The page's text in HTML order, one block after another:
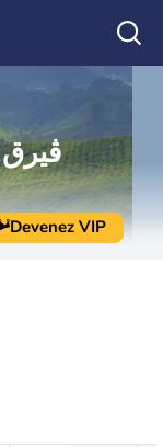
METEO PERAK / ڨيرق
Devenez VIP